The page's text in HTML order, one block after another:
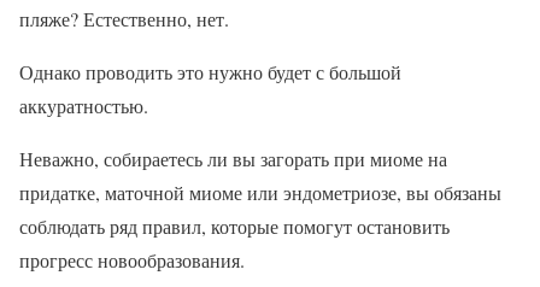
пляже? Естественно, нет.
Однако проводить это нужно будет с большой
аккуратностью.
Неважно, собираетесь ли вы загорать при миоме на
придатке, маточной миоме или эндометриозе, вы обязаны
соблюдать ряд правил, которые помогут остановить
прогресс новообразования.